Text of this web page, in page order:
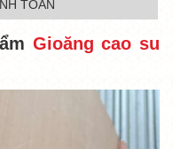
TOÁN
Gioăng cao su